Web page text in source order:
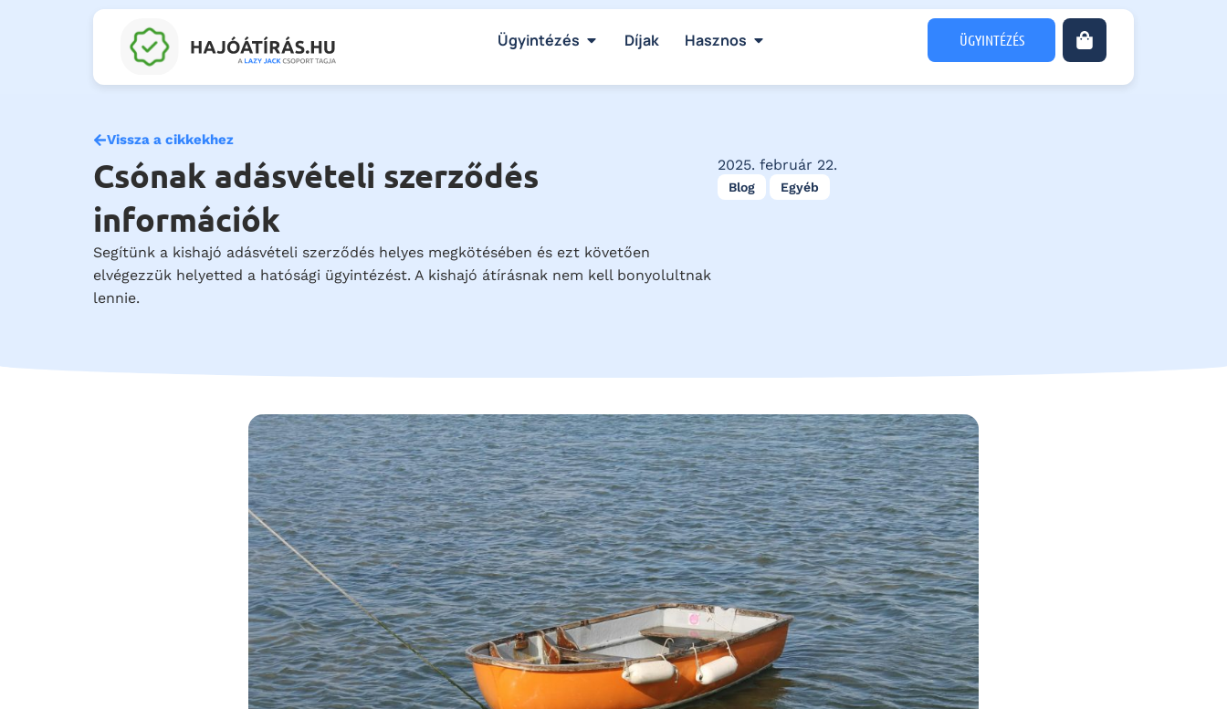
Ügyintézés Díjak Hasznos ÜGYINTÉZÉS
Vissza a cikkekhez
Csónak adásvételi szerződés
információk
Segítünk a kishajó adásvételi szerződés helyes megkötésében és ezt követően
elvégezzük helyetted a hatósági ügyintézést. A kishajó átírásnak nem kell bonyolultnak
lennie.
2025. február 22.
Blog Egyéb